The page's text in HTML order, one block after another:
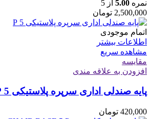
نمره 5.00 از 5
2,500,000 تومان
اتمام موجودی
اطلاعات بیشتر
مشاهده سریع
مقایسه
افزودن به علاقه مندی
پایه صندلی اداری سرپره پلاستیکی 5 P
420,000 تومان